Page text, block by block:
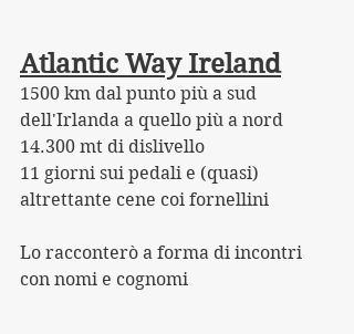
Atlantic Way Ireland
1500 km dal punto più a sud
dell'Irlanda a quello più a nord
14.300 mt di dislivello
11 giorni sui pedali e (quasi)
altrettante cene coi fornellini
Lo racconterò a forma di incontri
con nomi e cognomi